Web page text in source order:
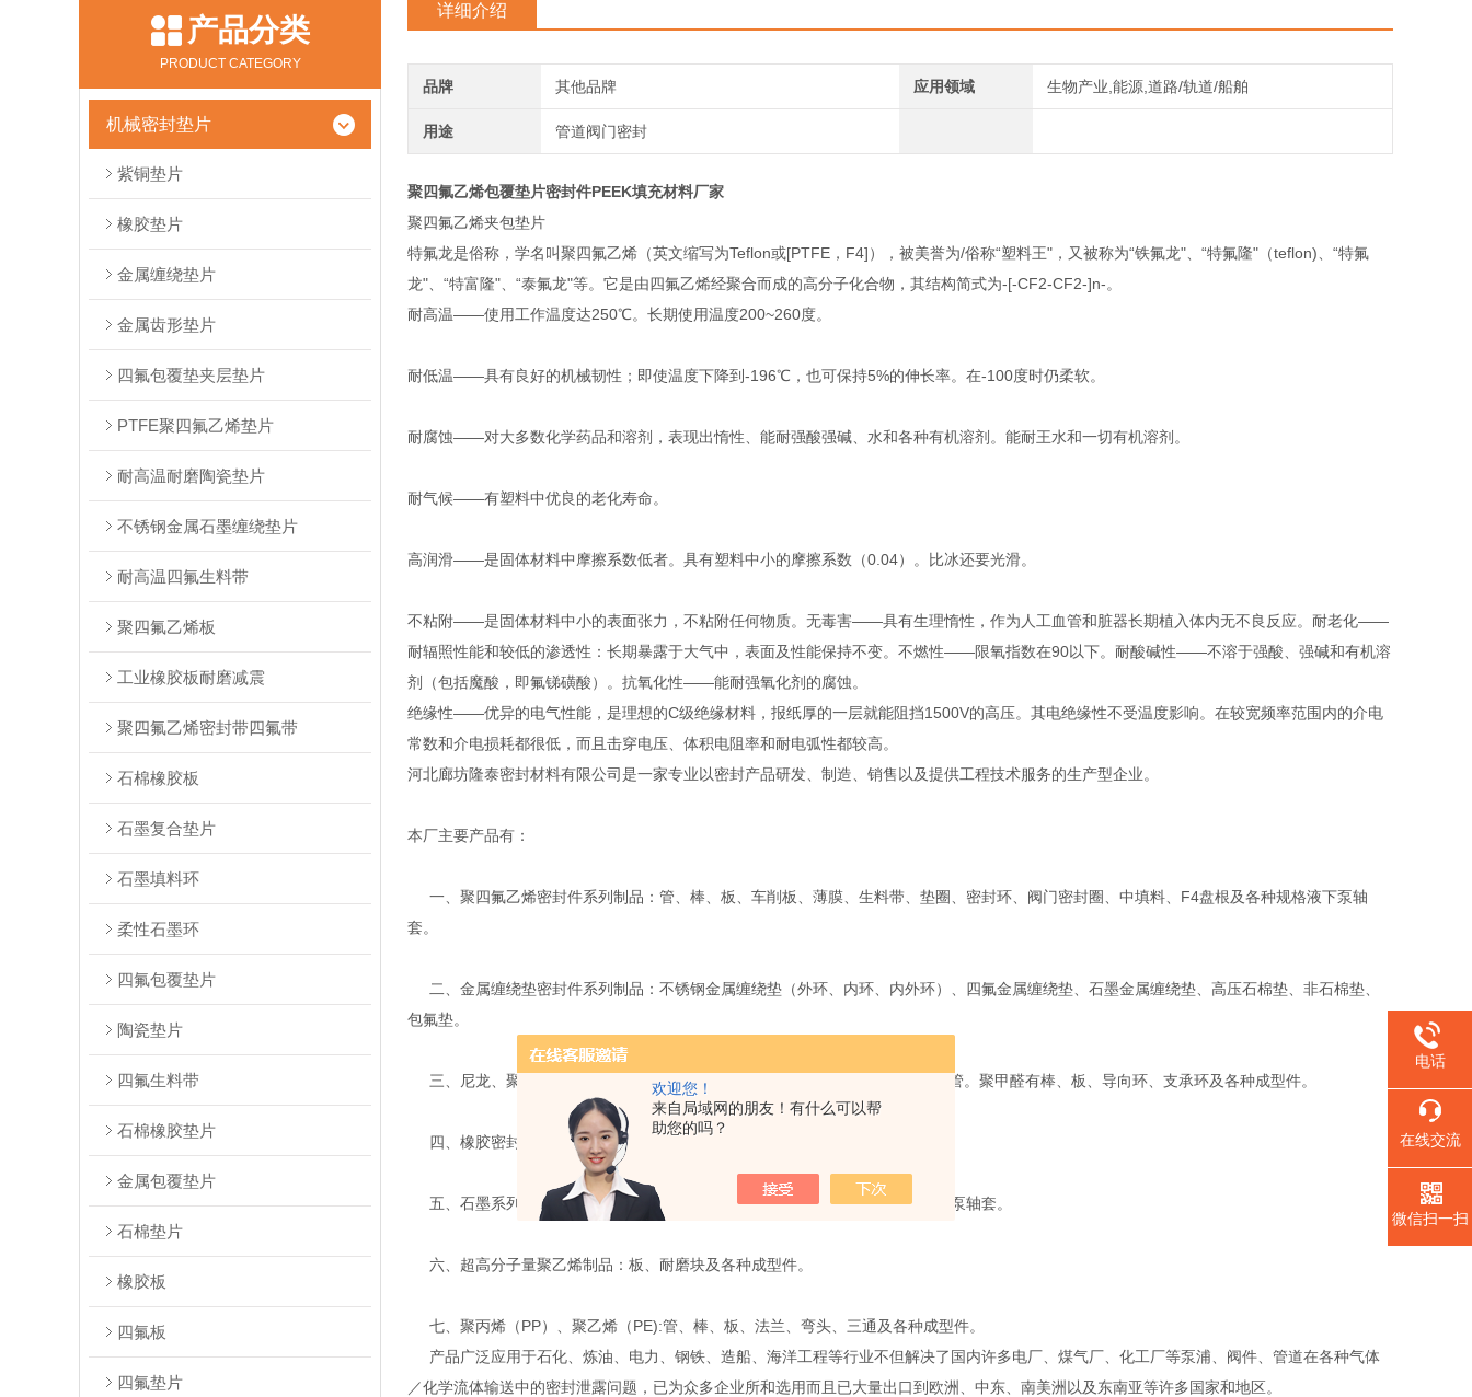
欢迎您！
来自局域网的朋友！有什么可以帮
助您的吗？
产品分类
PRODUCT CATEGORY
机械密封垫片
紫铜垫片
橡胶垫片
金属缠绕垫片
金属齿形垫片
四氟包覆垫夹层垫片
PTFE聚四氟乙烯垫片
耐高温耐磨陶瓷垫片
不锈钢金属石墨缠绕垫片
耐高温四氟生料带
聚四氟乙烯板
工业橡胶板耐磨减震
聚四氟乙烯密封带四氟带
石棉橡胶板
石墨复合垫片
石墨填料环
柔性石墨环
四氟包覆垫片
陶瓷垫片
四氟生料带
石棉橡胶垫片
金属包覆垫片
石棉垫片
橡胶板
四氟板
四氟垫片
详细介绍
品牌 其他品牌 应用领域 生物产业,能源,道路/轨道/船舶
用途 管道阀门密封
聚四氟乙烯包覆垫片密封件PEEK填充材料厂家
聚四氟乙烯夹包垫片
特氟龙是俗称，学名叫聚四氟乙烯（英文缩写为Teflon或[PTFE，F4]），被美誉为/俗称“塑料王"，又被称为“铁氟龙"、“特氟隆"（teflon)、“特氟
龙"、“特富隆"、“泰氟龙"等。它是由四氟乙烯经聚合而成的高分子化合物，其结构简式为-[-CF2-CF2-]n-。
耐高温——使用工作温度达250℃。长期使用温度200~260度。
耐低温——具有良好的机械韧性；即使温度下降到-196℃，也可保持5%的伸长率。在-100度时仍柔软。
耐腐蚀——对大多数化学药品和溶剂，表现出惰性、能耐强酸强碱、水和各种有机溶剂。能耐王水和一切有机溶剂。
耐气候——有塑料中优良的老化寿命。
高润滑——是固体材料中摩擦系数低者。具有塑料中小的摩擦系数（0.04）。比冰还要光滑。
不粘附——是固体材料中小的表面张力，不粘附任何物质。无毒害——具有生理惰性，作为人工血管和脏器长期植入体内无不良反应。耐老化——
耐辐照性能和较低的渗透性：长期暴露于大气中，表面及性能保持不变。不燃性——限氧指数在90以下。耐酸碱性——不溶于强酸、强碱和有机溶
剂（包括魔酸，即氟锑磺酸）。抗氧化性——能耐强氧化剂的腐蚀。
绝缘性——优异的电气性能，是理想的C级绝缘材料，报纸厚的一层就能阻挡1500V的高压。其电绝缘性不受温度影响。在较宽频率范围内的介电
常数和介电损耗都很低，而且击穿电压、体积电阻率和耐电弧性都较高。
河北廊坊隆泰密封材料有限公司是一家专业以密封产品研发、制造、销售以及提供工程技术服务的生产型企业。
本厂主要产品有：
一、聚四氟乙烯密封件系列制品：管、棒、板、车削板、薄膜、生料带、垫圈、密封环、阀门密封圈、中填料、F4盘根及各种规格液下泵轴
套。
二、金属缠绕垫密封件系列制品：不锈钢金属缠绕垫（外环、内环、内外环）、四氟金属缠绕垫、石墨金属缠绕垫、高压石棉垫、非石棉垫、
包氟垫。
三、尼龙、聚甲醛系列制品：1010尼龙和MC尼龙两大类，品种有：棒、板、管。聚甲醛有棒、板、导向环、支承环及各种成型件。
四、橡胶密封件系列制品：氟橡胶、丁晴胶、耐油胶、硅橡胶。
五、石墨系列制品：柔性石墨和电碳石墨，品种有：垫片、填料、平环、液下泵轴套。
六、超高分子量聚乙烯制品：板、耐磨块及各种成型件。
七、聚丙烯（PP）、聚乙烯（PE):管、棒、板、法兰、弯头、三通及各种成型件。
产品广泛应用于石化、炼油、电力、钢铁、造船、海洋工程等行业不但解决了国内许多电厂、煤气厂、化工厂等泵浦、阀件、管道在各种气体
／化学流体输送中的密封泄露问题，已为众多企业所和选用而且已大量出口到欧洲、中东、南美洲以及东南亚等许多国家和地区。
电话
在线交流
微信扫一扫